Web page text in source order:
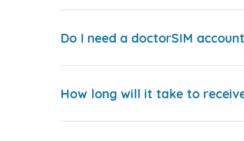
Do I need a doctorSIM
How long will it take to